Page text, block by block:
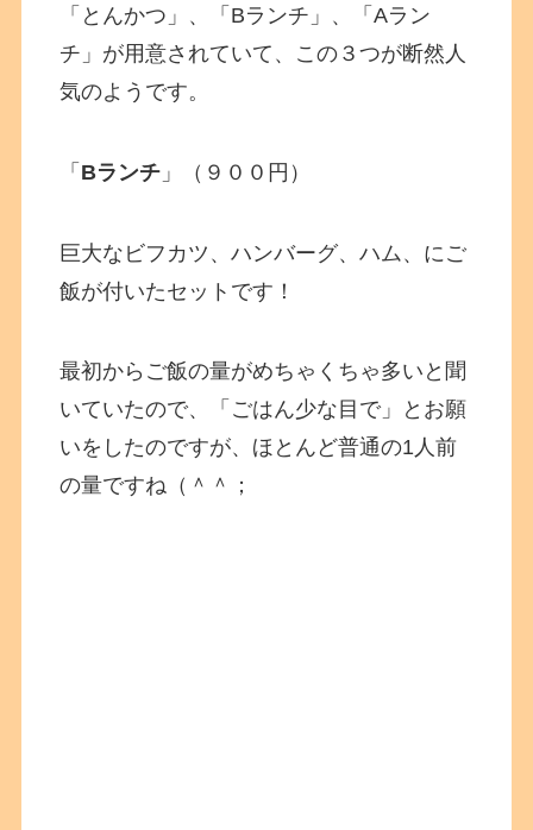
「とんかつ」、「Bランチ」、「Aラン
チ」が用意されていて、この３つが断然人
気のようです。
「 Bランチ 」（９００円）
巨大なビフカツ、ハンバーグ、ハム、にご
飯が付いたセットです！
最初からご飯の量がめちゃくちゃ多いと聞
いていたので、「ごはん少な目で」とお願
いをしたのですが、ほとんど普通の1人前
の量ですね（＾＾；